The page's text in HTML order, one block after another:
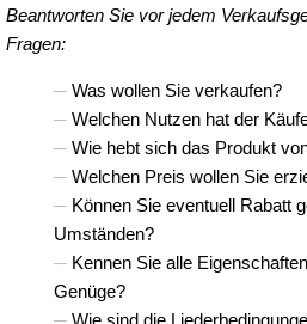
Beantworten Sie vor jedem
Fragen:
Was wollen Sie verkaufen?
Welchen Nutzen hat der
Wie hebt sich das Produkt
Welchen Preis wollen Sie
Können Sie eventuell Rabatt
Umständen?
Kennen Sie alle
Genüge?